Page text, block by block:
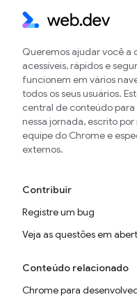
Queremos ajudar você a
acessíveis, rápidos e
funcionem em vários
todos os seus usuários.
central de conteúdo
nessa jornada, escrito
equipe do Chrome e
externos.
Contribuir
Registre um bug
Veja as questões em
Conteúdo relacionado
Chrome para